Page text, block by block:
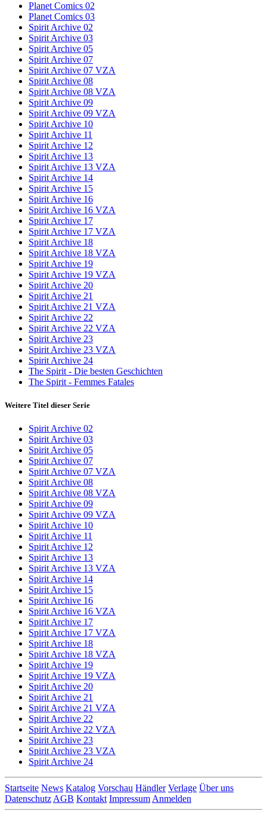
Planet Comics 02
Planet Comics 03
Spirit Archive 02
Spirit Archive 03
Spirit Archive 05
Spirit Archive 07
Spirit Archive 07 VZA
Spirit Archive 08
Spirit Archive 08 VZA
Spirit Archive 09
Spirit Archive 09 VZA
Spirit Archive 10
Spirit Archive 11
Spirit Archive 12
Spirit Archive 13
Spirit Archive 13 VZA
Spirit Archive 14
Spirit Archive 15
Spirit Archive 16
Spirit Archive 16 VZA
Spirit Archive 17
Spirit Archive 17 VZA
Spirit Archive 18
Spirit Archive 18 VZA
Spirit Archive 19
Spirit Archive 19 VZA
Spirit Archive 20
Spirit Archive 21
Spirit Archive 21 VZA
Spirit Archive 22
Spirit Archive 22 VZA
Spirit Archive 23
Spirit Archive 23 VZA
Spirit Archive 24
The Spirit - Die besten Geschichten
The Spirit - Femmes Fatales
Weitere Titel dieser Serie
Spirit Archive 02
Spirit Archive 03
Spirit Archive 05
Spirit Archive 07
Spirit Archive 07 VZA
Spirit Archive 08
Spirit Archive 08 VZA
Spirit Archive 09
Spirit Archive 09 VZA
Spirit Archive 10
Spirit Archive 11
Spirit Archive 12
Spirit Archive 13
Spirit Archive 13 VZA
Spirit Archive 14
Spirit Archive 15
Spirit Archive 16
Spirit Archive 16 VZA
Spirit Archive 17
Spirit Archive 17 VZA
Spirit Archive 18
Spirit Archive 18 VZA
Spirit Archive 19
Spirit Archive 19 VZA
Spirit Archive 20
Spirit Archive 21
Spirit Archive 21 VZA
Spirit Archive 22
Spirit Archive 22 VZA
Spirit Archive 23
Spirit Archive 23 VZA
Spirit Archive 24
Startseite News Katalog Vorschau Händler Verlage Über uns
Datenschutz AGB Kontakt Impressum Anmelden